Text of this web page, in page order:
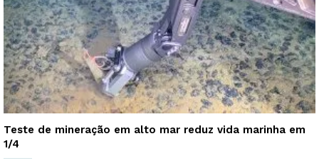
Teste de mineração em alto mar reduz vida marinha em
1/4